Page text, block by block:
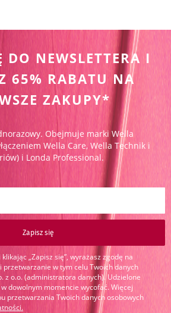
DO NEWSLETTERA I
65% RABATU NA
ZAKUPY*
Obejmuje marki Wella
Wella Care, Wella Technik i
i Londa Professional.
Zapisz się
„Zapisz się”, wyrażasz zgodę na
w tym celu Twoich danych
z o.o. (administratora danych). Udzielone
dowolnym momencie wycofać. Więcej
przetwarzania Twoich danych osobowych
.